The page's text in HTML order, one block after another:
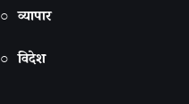
○ व्यापार
○ विदेश